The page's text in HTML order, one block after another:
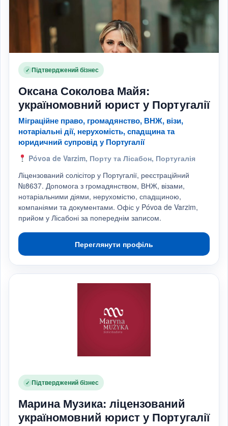
✓ Підтверджений бізнес
Оксана Соколова Майя:
україномовний юрист у Португалії
Міграційне право, громадянство, ВНЖ, візи,
нотаріальні дії, нерухомість, спадщина та
юридичний супровід у Португалії
Póvoa de Varzim, Порту та Лісабон, Португалія
Ліцензований солісітор у Португалії, реєстраційний
№8637. Допомога з громадянством, ВНЖ, візами,
нотаріальними діями, нерухомістю, спадщиною,
компаніями та документами. Офіс у Póvoa de Varzim,
прийом у Лісабоні за попереднім записом.
Переглянути профіль
✓ Підтверджений бізнес
Марина Музика: ліцензований
україномовний юрист у Португалії